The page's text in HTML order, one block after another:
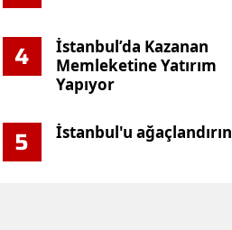
4
İstanbul’da Kazanan
Memleketine Yatırım
Yapıyor
5 İstanbul'u ağaçlandırın